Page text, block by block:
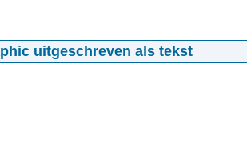
leeromgeving NAC
uitgeschreven als tekst